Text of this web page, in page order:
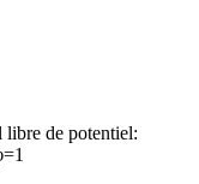
libre de potentiel: